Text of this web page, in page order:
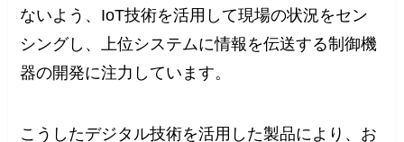
ないよう、IoT技術を活用して現場の状況をセン
シングし、上位システムに情報を伝送する制御機
器の開発に注力しています。
こうしたデジタル技術を活用した製品により、お